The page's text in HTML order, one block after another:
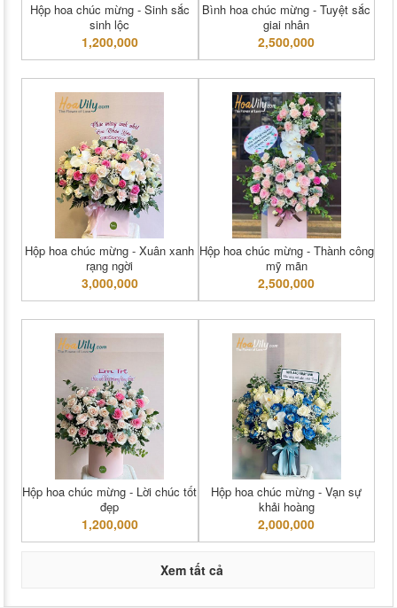
Hộp hoa chúc mừng - Sinh sắc
sinh lộc
1,200,000
Bình hoa chúc mừng - Tuyệt sắc
giai nhân
2,500,000
Hộp hoa chúc mừng - Xuân xanh
rạng ngời
3,000,000
Hộp hoa chúc mừng - Thành công
mỹ mãn
2,500,000
Hộp hoa chúc mừng - Lời chúc tốt
đẹp
1,200,000
Hộp hoa chúc mừng - Vạn sự
khải hoàng
2,000,000
Xem tất cả